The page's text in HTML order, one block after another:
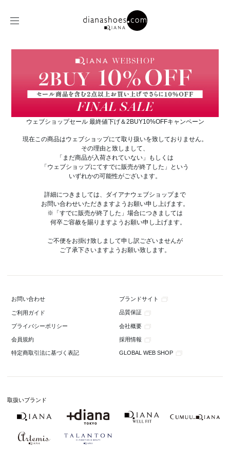
ウェブショップセール 最終値下げ＆2BUY10%OFFキャンペーン
現在この商品はウェブショップにて取り扱いを致しておりません。
その理由と致しまして、
「まだ商品が入荷されていない」もしくは
「ウェブショップにてすでに販売が終了した」という
いずれかの可能性がございます。
詳細につきましては、ダイアナウェブショップまで
お問い合わせいただきますようお願い申し上げます。
※「すでに販売が終了した」場合につきましては
何卒ご容赦を賜りますようお願い申し上げます。
ご不便をお掛け致しまして申し訳ございませんが
ご了承下さいますようお願い致します。
お問い合わせ ブランドサイト
ご利用ガイド 品質保証
プライバシーポリシー 会社概要
会員規約 採用情報
特定商取引法に基づく表記 GLOBAL WEB SHOP
取扱いブランド